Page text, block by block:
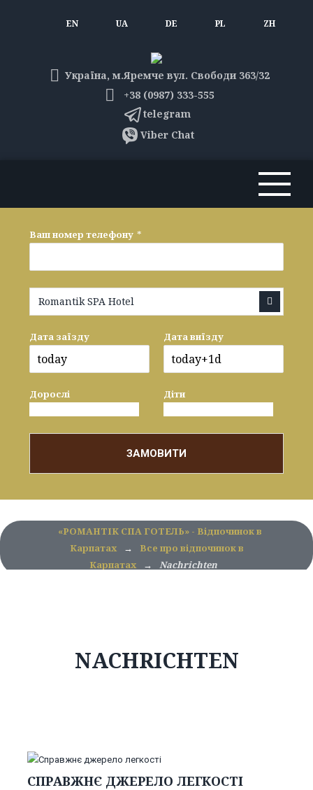
EN UA DE PL ZH
Україна, м.Яремче вул. Свободи 363/32
+38 (0987) 333-555
telegram
Viber Chat
Ваш номер телефону *
Romantik SPA Hotel
Дата заїзду Дата виїзду
Дорослі Діти
ЗАМОВИТИ
«РОМАНТІК СПА ГОТЕЛЬ» - Відпочинок в
Карпатах
→
Все про відпочинок в
Карпатах
→ Nachrichten
NACHRICHTEN
СПРАВЖНЄ ДЖЕРЕЛО ЛЕГКОСТІ